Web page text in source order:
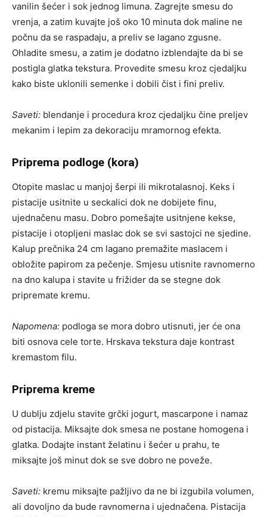
vanilin šećer i sok jednog limuna. Zagrejte smesu do
vrenja, a zatim kuvajte još oko 10 minuta dok maline ne
počnu da se raspadaju, a preliv se lagano zgusne.
Ohladite smesu, a zatim je dodatno izblendajte da bi se
postigla glatka tekstura. Provedite smesu kroz cjedaljku
kako biste uklonili semenke i dobili čist i fini preliv.
Saveti: blendanje i procedura kroz cjedaljku čine preljev
mekanim i lepim za dekoraciju mramornog efekta.
Priprema podloge (kora)
Otopite maslac u manjoj šerpi ili mikrotalasnoj. Keks i
pistacije usitnite u seckalici dok ne dobijete finu,
ujednačenu masu. Dobro pomešajte usitnjene kekse,
pistacije i otopljeni maslac dok se svi sastojci ne sjedine.
Kalup prečnika 24 cm lagano premažite maslacem i
obložite papirom za pečenje. Smjesu utisnite ravnomerno
na dno kalupa i stavite u frižider da se stegne dok
pripremate kremu.
Napomena: podloga se mora dobro utisnuti, jer će ona
biti osnova cele torte. Hrskava tekstura daje kontrast
kremastom filu.
Priprema kreme
U dublju zdjelu stavite grčki jogurt, mascarpone i namaz
od pistacija. Miksajte dok smesa ne postane homogena i
glatka. Dodajte instant želatinu i šećer u prahu, te
miksajte još minut dok se sve dobro ne poveže.
Saveti: kremu miksajte pažljivo da ne bi izgubila volumen,
ali dovoljno da bude ravnomerna i ujednačena. Pistacija